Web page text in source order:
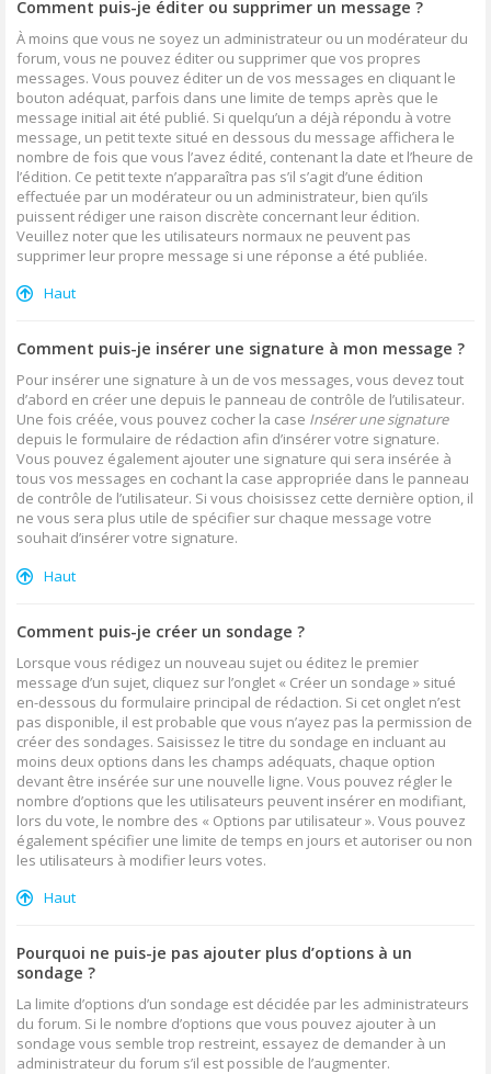
Comment puis-je éditer ou supprimer un message ?
À moins que vous ne soyez un administrateur ou un modérateur du
forum, vous ne pouvez éditer ou supprimer que vos propres
messages. Vous pouvez éditer un de vos messages en cliquant le
bouton adéquat, parfois dans une limite de temps après que le
message initial ait été publié. Si quelqu’un a déjà répondu à votre
message, un petit texte situé en dessous du message affichera le
nombre de fois que vous l’avez édité, contenant la date et l’heure de
l’édition. Ce petit texte n’apparaîtra pas s’il s’agit d’une édition
effectuée par un modérateur ou un administrateur, bien qu’ils
puissent rédiger une raison discrète concernant leur édition.
Veuillez noter que les utilisateurs normaux ne peuvent pas
supprimer leur propre message si une réponse a été publiée.
Haut
Comment puis-je insérer une signature à mon message ?
Pour insérer une signature à un de vos messages, vous devez tout
d’abord en créer une depuis le panneau de contrôle de l’utilisateur.
Une fois créée, vous pouvez cocher la case Insérer une signature
depuis le formulaire de rédaction afin d’insérer votre signature.
Vous pouvez également ajouter une signature qui sera insérée à
tous vos messages en cochant la case appropriée dans le panneau
de contrôle de l’utilisateur. Si vous choisissez cette dernière option, il
ne vous sera plus utile de spécifier sur chaque message votre
souhait d’insérer votre signature.
Haut
Comment puis-je créer un sondage ?
Lorsque vous rédigez un nouveau sujet ou éditez le premier
message d’un sujet, cliquez sur l’onglet « Créer un sondage » situé
en-dessous du formulaire principal de rédaction. Si cet onglet n’est
pas disponible, il est probable que vous n’ayez pas la permission de
créer des sondages. Saisissez le titre du sondage en incluant au
moins deux options dans les champs adéquats, chaque option
devant être insérée sur une nouvelle ligne. Vous pouvez régler le
nombre d’options que les utilisateurs peuvent insérer en modifiant,
lors du vote, le nombre des « Options par utilisateur ». Vous pouvez
également spécifier une limite de temps en jours et autoriser ou non
les utilisateurs à modifier leurs votes.
Haut
Pourquoi ne puis-je pas ajouter plus d’options à un
sondage ?
La limite d’options d’un sondage est décidée par les administrateurs
du forum. Si le nombre d’options que vous pouvez ajouter à un
sondage vous semble trop restreint, essayez de demander à un
administrateur du forum s’il est possible de l’augmenter.